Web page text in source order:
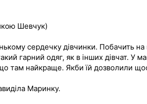
Шевчук)
сердечку дівчинки. Побачить
гарний одяг, як в інших дівчат. У
там найкраще. Якби їй дозволили
Маринку.